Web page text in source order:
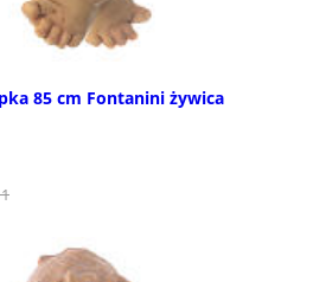
85 cm Fontanini żywica